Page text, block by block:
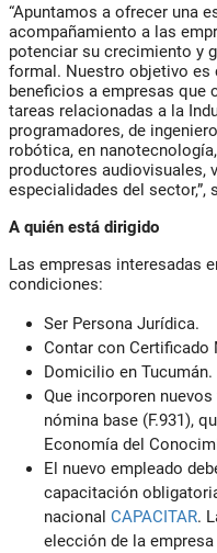
“Apuntamos a ofrecer una
acompañamiento a las
potenciar su crecimiento y
formal. Nuestro objetivo es
beneficios a empresas que
tareas relacionadas a la
programadores, de
robótica, en
productores audiovisuales,
especialidades del sector,”,
A quién está dirigido
Las empresas interesadas
condiciones:
Ser Persona Jurídica.
Contar con Certificado
Domicilio en Tucumán.
Que incorporen
nómina base (F.931),
Economía del
El nuevo empleado
capacitación
nacional CAPACITAR.
elección de la